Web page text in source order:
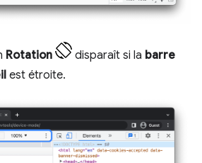
Rotation disparaît si la barre
est étroite.